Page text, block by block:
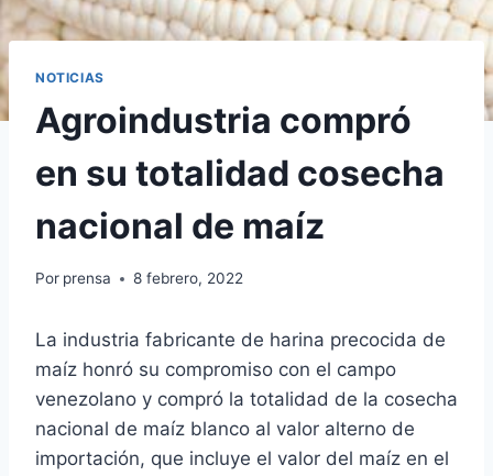
NOTICIAS
Agroindustria compró
en su totalidad cosecha
nacional de maíz
Por prensa 8 febrero, 2022
La industria fabricante de harina precocida de
maíz honró su compromiso con el campo
venezolano y compró la totalidad de la cosecha
nacional de maíz blanco al valor alterno de
importación, que incluye el valor del maíz en el